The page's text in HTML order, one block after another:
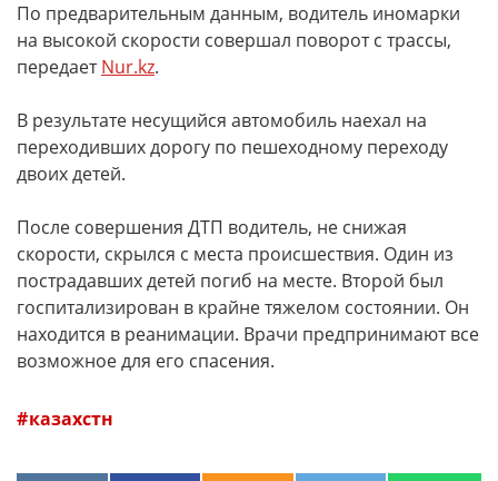
По предварительным данным, водитель иномарки
на высокой скорости совершал поворот с трассы,
передаетNur.kz.
В результате несущийся автомобиль наехал на
переходивших дорогу по пешеходному переходу
двоих детей.
После совершения ДТП водитель, не снижая
скорости, скрылся с места происшествия. Один из
пострадавших детей погиб на месте. Второй был
госпитализирован в крайне тяжелом состоянии. Он
находится в реанимации. Врачи предпринимают все
возможное для его спасения.
казахстн